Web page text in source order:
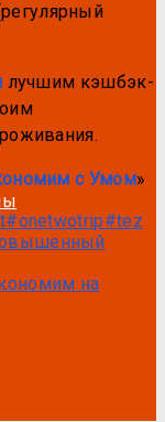
лучшим кэшбэк-
с Умом»
#onetwotrip#tez
на